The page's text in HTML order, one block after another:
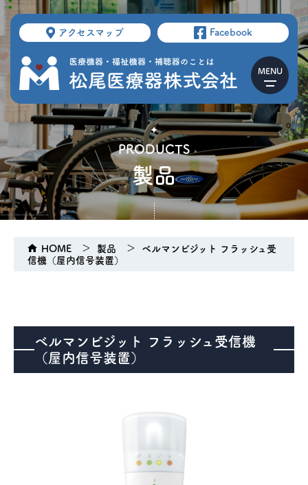
アクセスマップ Facebook
介護・福祉事業
PRODUCTS
製品
HOME 製品
ベルマンビジット フラッシュ受
信機（屋内信号装置）
ベルマンビジット フラッシュ受信機
（屋内信号装置）